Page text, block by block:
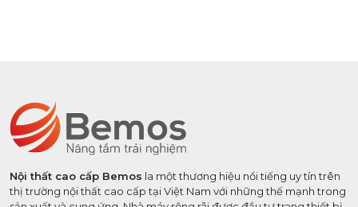
Nội thất cao cấp Bemos la một thương hiệu nổi tiếng uy tín trên
thị trường nội thất cao cấp tại Việt Nam với những thế mạnh trong